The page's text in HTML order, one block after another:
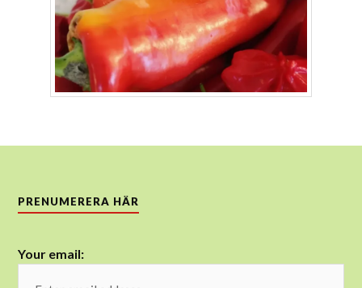
PRENUMERERA HÄR
Your email: